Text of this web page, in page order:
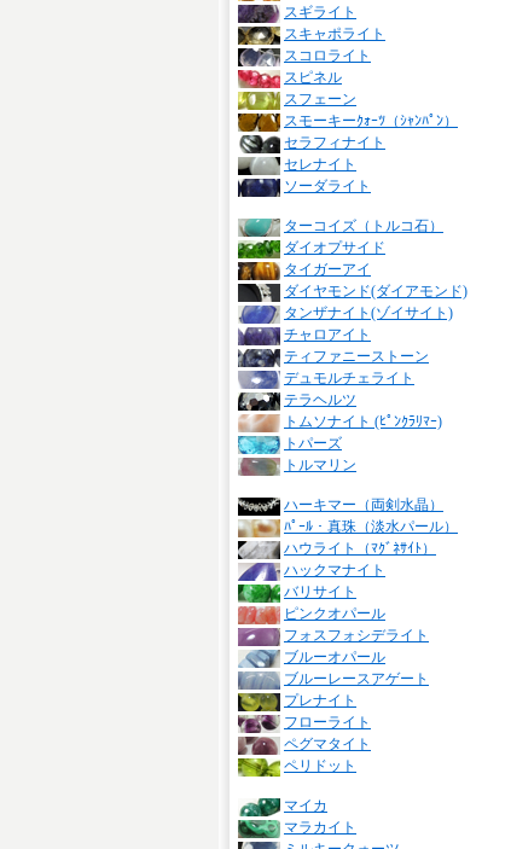
スギライト
スキャポライト
スコロライト
スピネル
スフェーン
スモーキーｸｫｰﾂ（ｼｬﾝﾊﾟﾝ）
セラフィナイト
セレナイト
ソーダライト
ターコイズ（トルコ石）
ダイオプサイド
タイガーアイ
ダイヤモンド(ダイアモンド)
タンザナイト(ゾイサイト)
チャロアイト
ティファニーストーン
デュモルチェライト
テラヘルツ
トムソナイト (ﾋﾟﾝｸﾗﾘﾏｰ)
トパーズ
トルマリン
ハーキマー（両剣水晶）
ﾊﾟｰﾙ・真珠（淡水パール）
ハウライト（ﾏｸﾞﾈｻｲﾄ）
ハックマナイト
バリサイト
ピンクオパール
フォスフォシデライト
ブルーオパール
ブルーレースアゲート
プレナイト
フローライト
ペグマタイト
ペリドット
マイカ
マラカイト